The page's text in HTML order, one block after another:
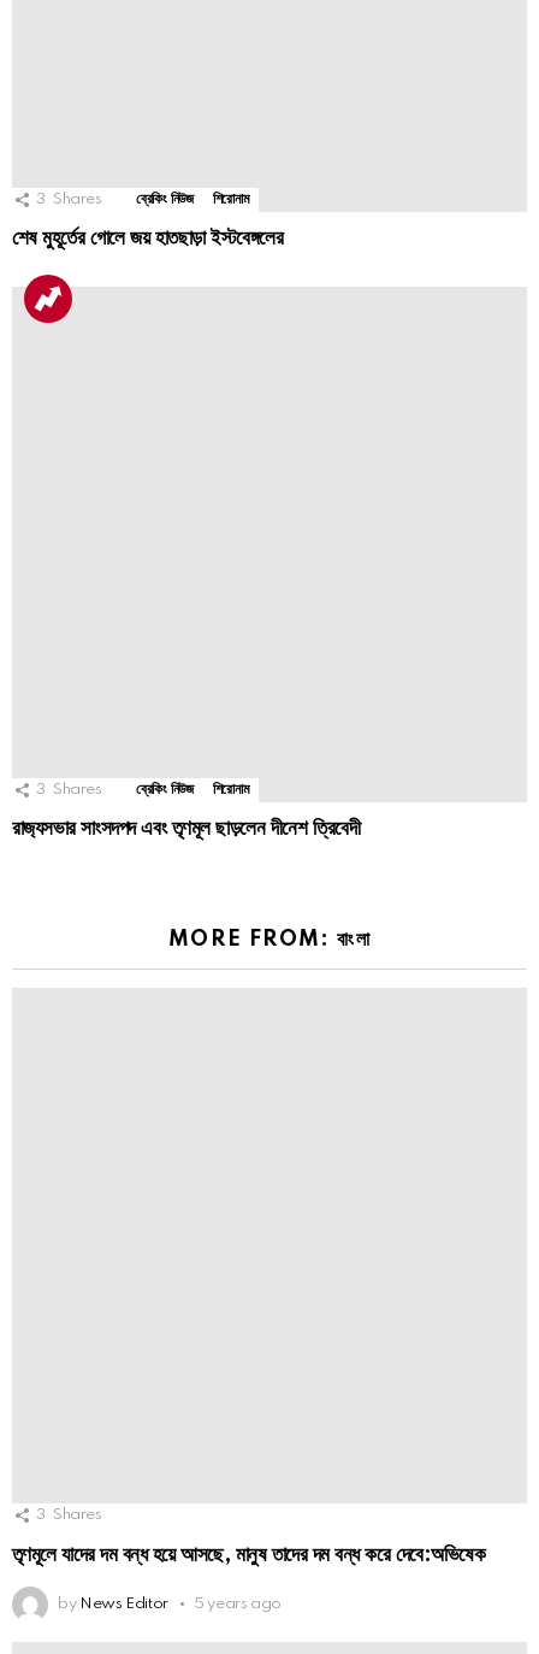
3 Shares ব্রেকিং নিউজ শিরোনাম
শেষ মুহূর্তের গোলে জয় হাতছাড়া ইস্টবেঙ্গলের
3 Shares ব্রেকিং নিউজ শিরোনাম
রাজ‍্যসভার সাংসদপদ এবং তৃণমূল ছাড়লেন দীনেশ ত্রিবেদী
MORE FROM: বাংলা
3 Shares
তৃণমূলে যাদের দম বন্ধ হয়ে আসছে, মানুষ তাদের দম বন্ধ করে দেবে:অভিষেক
by News Editor 5 years ago